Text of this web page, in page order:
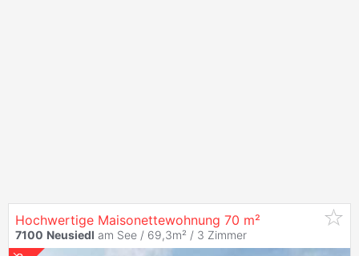
Hochwertige Maisonettewohnung 70 m²
7100 Neusiedl am See / 69,3m² / 3 Zimmer